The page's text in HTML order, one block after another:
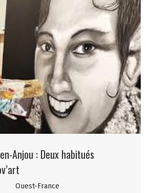
Anjou : Deux habitués
Ouest-France